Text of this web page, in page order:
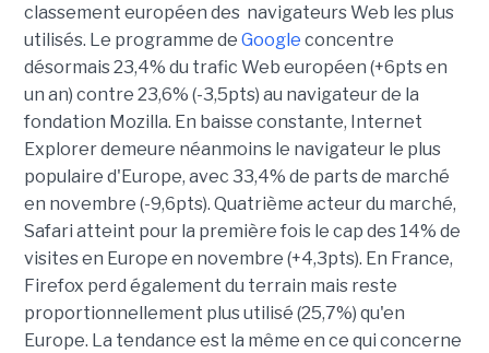
classement européen des navigateurs Web les plus
utilisés. Le programme de Google concentre
désormais 23,4% du trafic Web européen (+6pts en
un an) contre 23,6% (-3,5pts) au navigateur de la
fondation Mozilla. En baisse constante, Internet
Explorer demeure néanmoins le navigateur le plus
populaire d'Europe, avec 33,4% de parts de marché
en novembre (-9,6pts). Quatrième acteur du marché,
Safari atteint pour la première fois le cap des 14% de
visites en Europe en novembre (+4,3pts). En France,
Firefox perd également du terrain mais reste
proportionnellement plus utilisé (25,7%) qu'en
Europe. La tendance est la même en ce qui concerne